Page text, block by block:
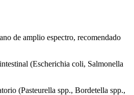
de amplio espectro, recomendado
(Escherichia coli, Salmonella
(Pasteurella spp., Bordetella spp.,